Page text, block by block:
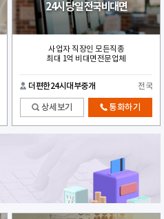
24시 당일 전국비대면
사업자 직장인 모든직종
최대 1억 비대면전문업체
더편한24시대부중개 전국
상세보기 통화하기